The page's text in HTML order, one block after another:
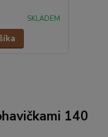
SKLADEM
140